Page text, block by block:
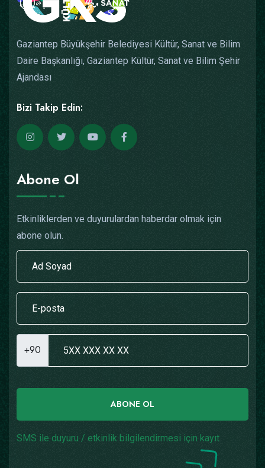
Gaziantep Büyükşehir Belediyesi Kültür, Sanat ve Bilim
Daire Başkanlığı, Gaziantep Kültür, Sanat ve Bilim Şehir
Ajandası
Bizi Takip Edin:
Abone Ol
Etkinliklerden ve duyurulardan haberdar olmak için
abone olun.
+90
ABONE OL
SMS ile duyuru / etkinlik bilgilendirmesi için kayıt